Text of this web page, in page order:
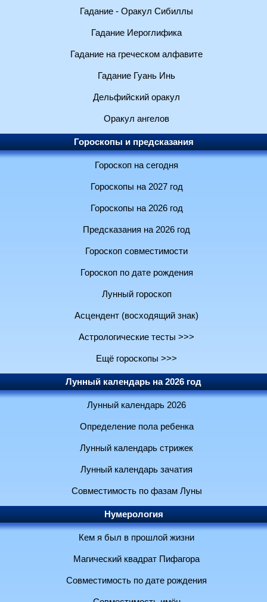
Гадание - Оракул Сибиллы
Гадание Иероглифика
Гадание на греческом алфавите
Гадание Гуань Инь
Дельфийский оракул
Оракул ангелов
Гороскопы и предсказания
Гороскоп на сегодня
Гороскопы на 2027 год
Гороскопы на 2026 год
Предсказания на 2026 год
Гороскоп совместимости
Гороскоп по дате рождения
Лунный гороскоп
Асцендент (восходящий знак)
Астрологические тесты >>>
Ещё гороскопы >>>
Лунный календарь на 2026 год
Лунный календарь 2026
Определение пола ребенка
Лунный календарь стрижек
Лунный календарь зачатия
Совместимость по фазам Луны
Нумерология
Кем я был в прошлой жизни
Магический квадрат Пифагора
Совместимость по дате рождения